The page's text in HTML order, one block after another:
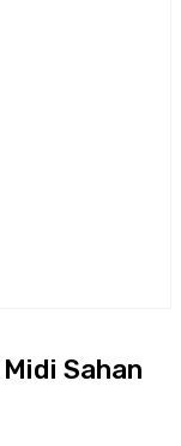
Sahan